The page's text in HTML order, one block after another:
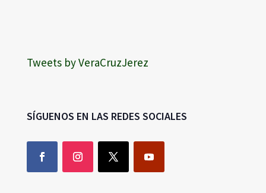
Tweets by VeraCruzJerez
SÍGUENOS EN LAS REDES SOCIALES